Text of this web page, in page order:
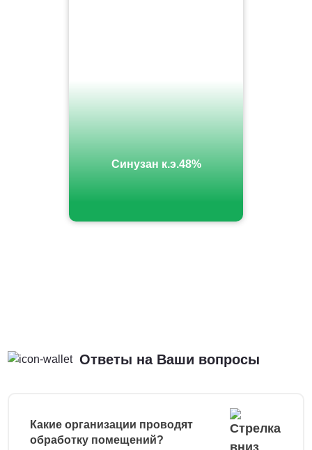
Синузан к.э.48%
Ответы на Ваши вопросы
Какие организации проводят
обработку помещений?